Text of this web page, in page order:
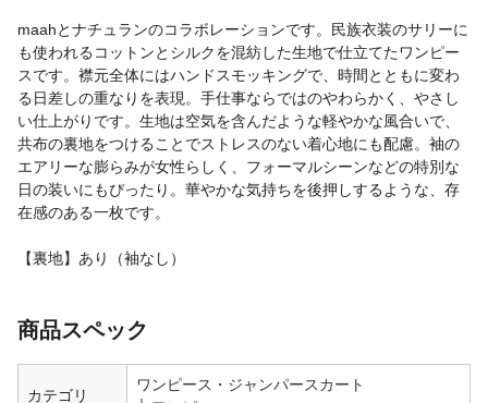
maahとナチュランのコラボレーションです。民族衣装のサリーに
も使われるコットンとシルクを混紡した生地で仕立てたワンピー
スです。襟元全体にはハンドスモッキングで、時間とともに変わ
る日差しの重なりを表現。手仕事ならではのやわらかく、やさし
い仕上がりです。生地は空気を含んだような軽やかな風合いで、
共布の裏地をつけることでストレスのない着心地にも配慮。袖の
エアリーな膨らみが女性らしく、フォーマルシーンなどの特別な
日の装いにもぴったり。華やかな気持ちを後押しするような、存
在感のある一枚です。
【裏地】あり（袖なし）
商品スペック
カテゴリ
ワンピース・ジャンパースカート